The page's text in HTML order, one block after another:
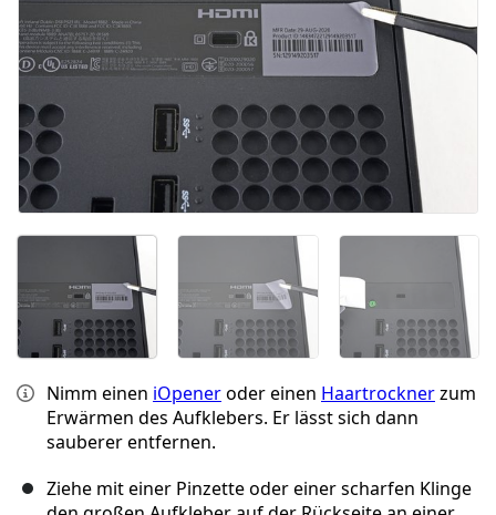
Nimm einen iOpeneroder einen Haartrocknerzum
Erwärmen des Aufklebers. Er lässt sich dann
sauberer entfernen.
Ziehe mit einer Pinzette oder einer scharfen Klinge